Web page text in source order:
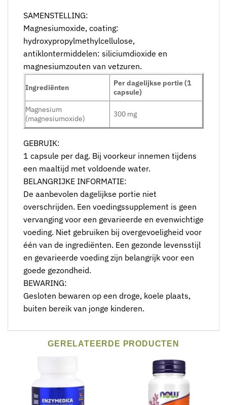
SAMENSTELLING:
Magnesiumoxide, coating:
hydroxypropylmethylcellulose,
antiklontermiddelen: siliciumdioxide en
magnesiumzouten van vetzuren.
Ingrediënten
Per dagelijkse portie (1
capsule)
Magnesium
(magnesiumoxide)
300 mg
GEBRUIK:
1 capsule per dag. Bij voorkeur innemen tijdens
een maaltijd met voldoende water.
BELANGRIJKE INFORMATIE:
De aanbevolen dagelijkse portie niet
overschrijden. Een voedingssupplement is geen
vervanging voor een gevarieerde en evenwichtige
voeding. Niet gebruiken bij overgevoeligheid voor
één van de ingrediënten. Een gezonde levensstijl
en gevarieerde voeding zijn belangrijk voor een
goede gezondheid.
BEWARING:
Gesloten bewaren op een droge, koele plaats,
buiten bereik van jonge kinderen.
GERELATEERDE PRODUCTEN